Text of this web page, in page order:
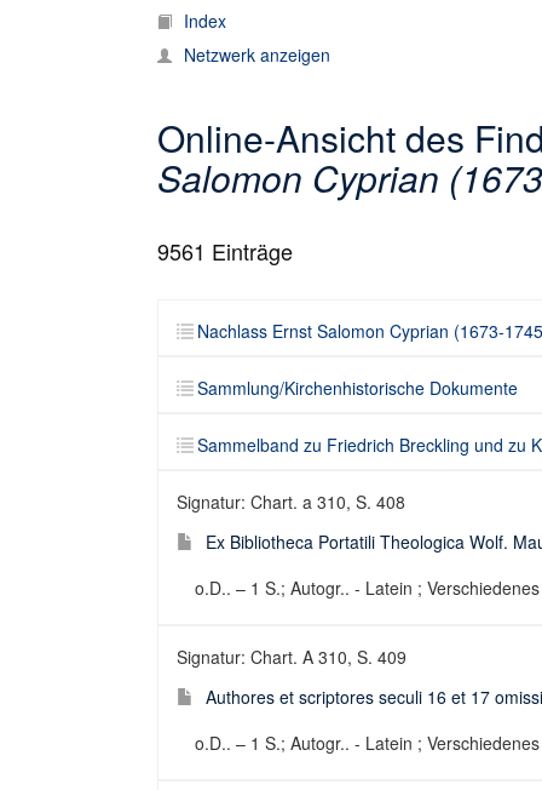
Index
Netzwerk anzeigen
Online-Ansicht des
Salomon Cyprian
9561 Einträge
Nachlass Ernst Salomon Cyprian (1673-
Sammlung/Kirchenhistorische Dokumente
Sammelband zu Friedrich Breckling und zu
Signatur: Chart. a 310, S. 408
Ex Bibliotheca Portatili Theologica Wolf.
o.D.. – 1 S.; Autogr.. - Latein ;
Signatur: Chart. A 310, S. 409
Authores et scriptores seculi 16 et 17
o.D.. – 1 S.; Autogr.. - Latein ;